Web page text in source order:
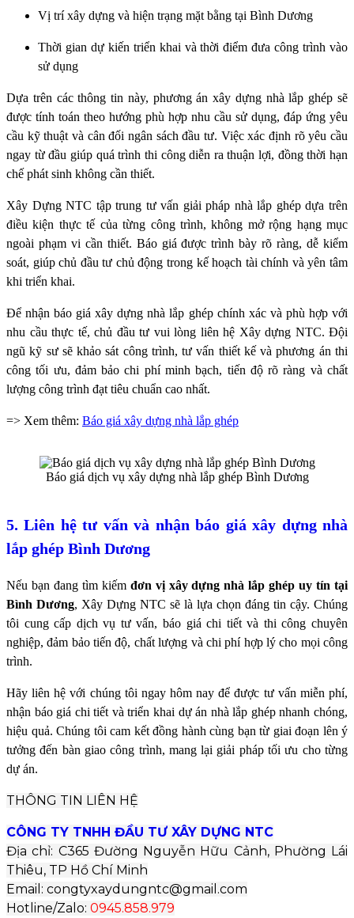
Vị trí xây dựng và hiện trạng mặt bằng tại Bình Dương
Thời gian dự kiến triển khai và thời điểm đưa công trình vào
sử dụng
Dựa trên các thông tin này, phương án xây dựng nhà lắp ghép sẽ
được tính toán theo hướng phù hợp nhu cầu sử dụng, đáp ứng yêu
cầu kỹ thuật và cân đối ngân sách đầu tư. Việc xác định rõ yêu cầu
ngay từ đầu giúp quá trình thi công diễn ra thuận lợi, đồng thời hạn
chế phát sinh không cần thiết.
Xây Dựng NTC tập trung tư vấn giải pháp nhà lắp ghép dựa trên
điều kiện thực tế của từng công trình, không mở rộng hạng mục
ngoài phạm vi cần thiết. Báo giá được trình bày rõ ràng, dễ kiểm
soát, giúp chủ đầu tư chủ động trong kế hoạch tài chính và yên tâm
khi triển khai.
Để nhận báo giá xây dựng nhà lắp ghép chính xác và phù hợp với
nhu cầu thực tế, chủ đầu tư vui lòng liên hệ Xây dựng NTC. Đội
ngũ kỹ sư sẽ khảo sát công trình, tư vấn thiết kế và phương án thi
công tối ưu, đảm bảo chi phí minh bạch, tiến độ rõ ràng và chất
lượng công trình đạt tiêu chuẩn cao nhất.
=> Xem thêm: Báo giá xây dựng nhà lắp ghép
Báo giá dịch vụ xây dựng nhà lắp ghép Bình Dương
5. Liên hệ tư vấn và nhận báo giá xây dựng nhà
lắp ghép Bình Dương
Nếu bạn đang tìm kiếm đơn vị xây dựng nhà lắp ghép uy tín tại
Bình Dương, Xây Dựng NTC sẽ là lựa chọn đáng tin cậy. Chúng
tôi cung cấp dịch vụ tư vấn, báo giá chi tiết và thi công chuyên
nghiệp, đảm bảo tiến độ, chất lượng và chi phí hợp lý cho mọi công
trình.
Hãy liên hệ với chúng tôi ngay hôm nay để được tư vấn miễn phí,
nhận báo giá chi tiết và triển khai dự án nhà lắp ghép nhanh chóng,
hiệu quả. Chúng tôi cam kết đồng hành cùng bạn từ giai đoạn lên ý
tưởng đến bàn giao công trình, mang lại giải pháp tối ưu cho từng
dự án.
THÔNG TIN LIÊN HỆ
CÔNG TY TNHH ĐẦU TƯ XÂY DỰNG NTC
Địa chỉ: C365 Đường Nguyễn Hữu Cảnh, Phường Lái
Thiêu, TP Hồ Chí Minh
Email: congtyxaydungntc@gmail.com
Hotline/Zalo: 0945.858.979